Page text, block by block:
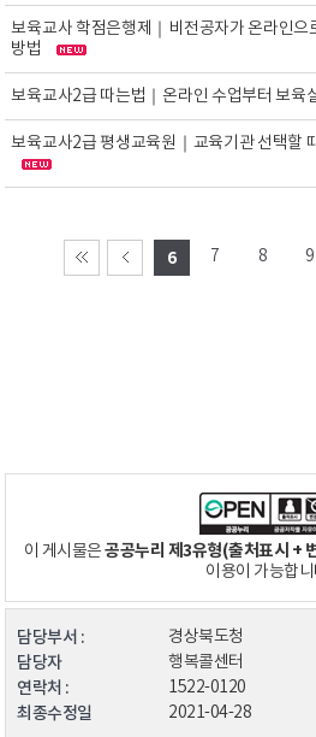
보육교사 학점은행제｜비전공자가 온라인으
방법
보육교사2급 따는법｜온라인 수업부터 보육
보육교사2급 평생교육원｜교육기관 선택할
6 7 8 9
이 게시물은공공누리 제3유형(출처표시 +
이용이 가능합
담당부서 : 경상북도청
담당자 행복콜센터
연락처 : 1522-0120
최종수정일 2021-04-28